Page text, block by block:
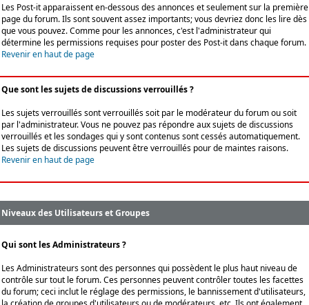
Les Post-it apparaissent en-dessous des annonces et seulement sur la première
page du forum. Ils sont souvent assez importants; vous devriez donc les lire dès
que vous pouvez. Comme pour les annonces, c'est l'administrateur qui
détermine les permissions requises pour poster des Post-it dans chaque forum.
Revenir en haut de page
Que sont les sujets de discussions verrouillés ?
Les sujets verrouillés sont verrouillés soit par le modérateur du forum ou soit
par l'administrateur. Vous ne pouvez pas répondre aux sujets de discussions
verrouillés et les sondages qui y sont contenus sont cessés automatiquement.
Les sujets de discussions peuvent être verrouillés pour de maintes raisons.
Revenir en haut de page
Niveaux des Utilisateurs et Groupes
Qui sont les Administrateurs ?
Les Administrateurs sont des personnes qui possèdent le plus haut niveau de
contrôle sur tout le forum. Ces personnes peuvent contrôler toutes les facettes
du forum; ceci inclut le réglage des permissions, le bannissement d'utilisateurs,